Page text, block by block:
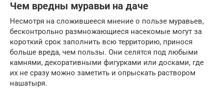
Чем вредны муравьи на даче
Несмотря на сложившееся мнение о пользе муравьев,
бесконтрольно размножающиеся насекомые могут за
короткий срок заполнить всю территорию, принося
больше вреда, чем пользы. Они селятся под любыми
камнями, декоративными фигурками или досками, где
их не сразу можно заметить и опрыскать раствором
нашатыря.